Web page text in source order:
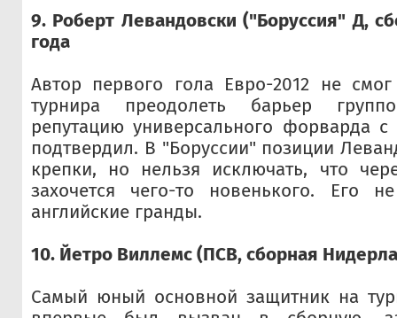
9. Роберт Левандовски ("Боруссия" Д,
года
Автор первого гола Евро-2012 не
турнира преодолеть барьер
репутацию универсального форварда с
подтвердил. В "Боруссии" позиции
крепки, но нельзя исключать, что
захочется чего-то новенького. Его
английские гранды.
10. Йетро Виллемс (ПСВ, сборная
Самый юный основной защитник на